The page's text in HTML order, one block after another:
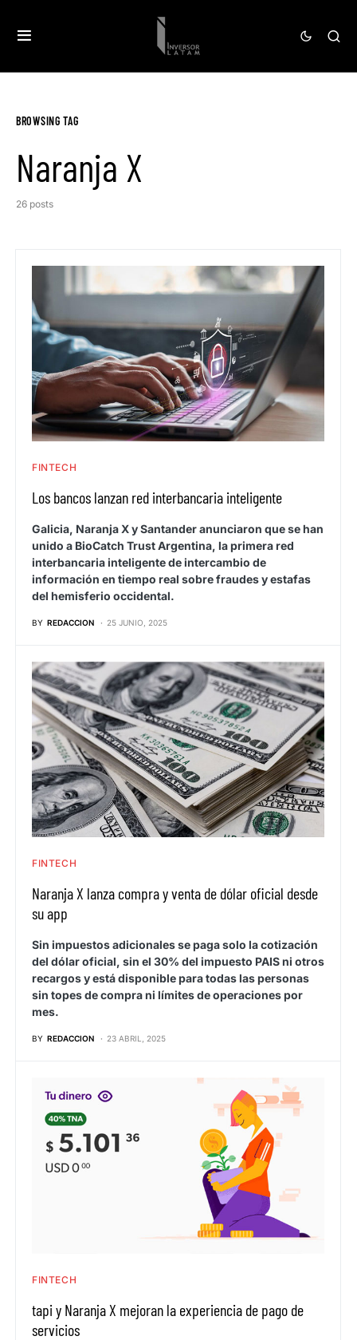
BROWSING TAG
Naranja X
26 posts
FINTECH
Los bancos lanzan red interbancaria inteligente
Galicia, Naranja X y Santander anunciaron que se han
unido a BioCatch Trust Argentina, la primera red
interbancaria inteligente de intercambio de
información en tiempo real sobre fraudes y estafas
del hemisferio occidental.
BY REDACCION 25 JUNIO, 2025
FINTECH
Naranja X lanza compra y venta de dólar oficial desde
su app
Sin impuestos adicionales se paga solo la cotización
del dólar oficial, sin el 30% del impuesto PAIS ni otros
recargos y está disponible para todas las personas
sin topes de compra ni límites de operaciones por
mes.
BY REDACCION 23 ABRIL, 2025
FINTECH
tapi y Naranja X mejoran la experiencia de pago de
servicios